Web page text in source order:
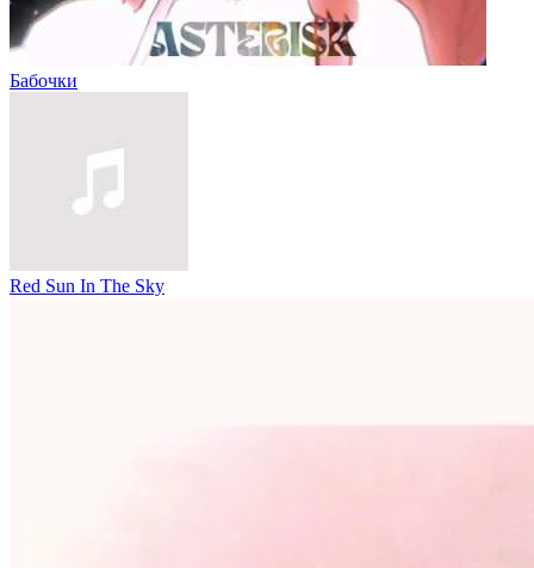
Бабочки
Red Sun In The Sky